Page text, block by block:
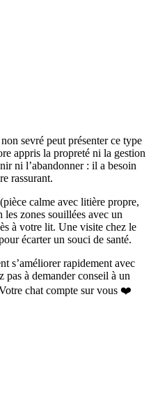
sevré peut présenter ce type
appris la propreté ni la gestion
ni l’abandonner : il a besoin
rassurant.
calme avec litière propre,
zones souillées avec un
à votre lit. Une visite chez le
écarter un souci de santé.
s’améliorer rapidement avec
pas à demander conseil à un
chat compte sur vous ❤️